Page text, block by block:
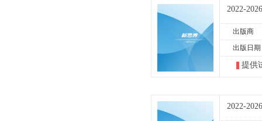
2022-
出版商
出版日期
提供
2022-